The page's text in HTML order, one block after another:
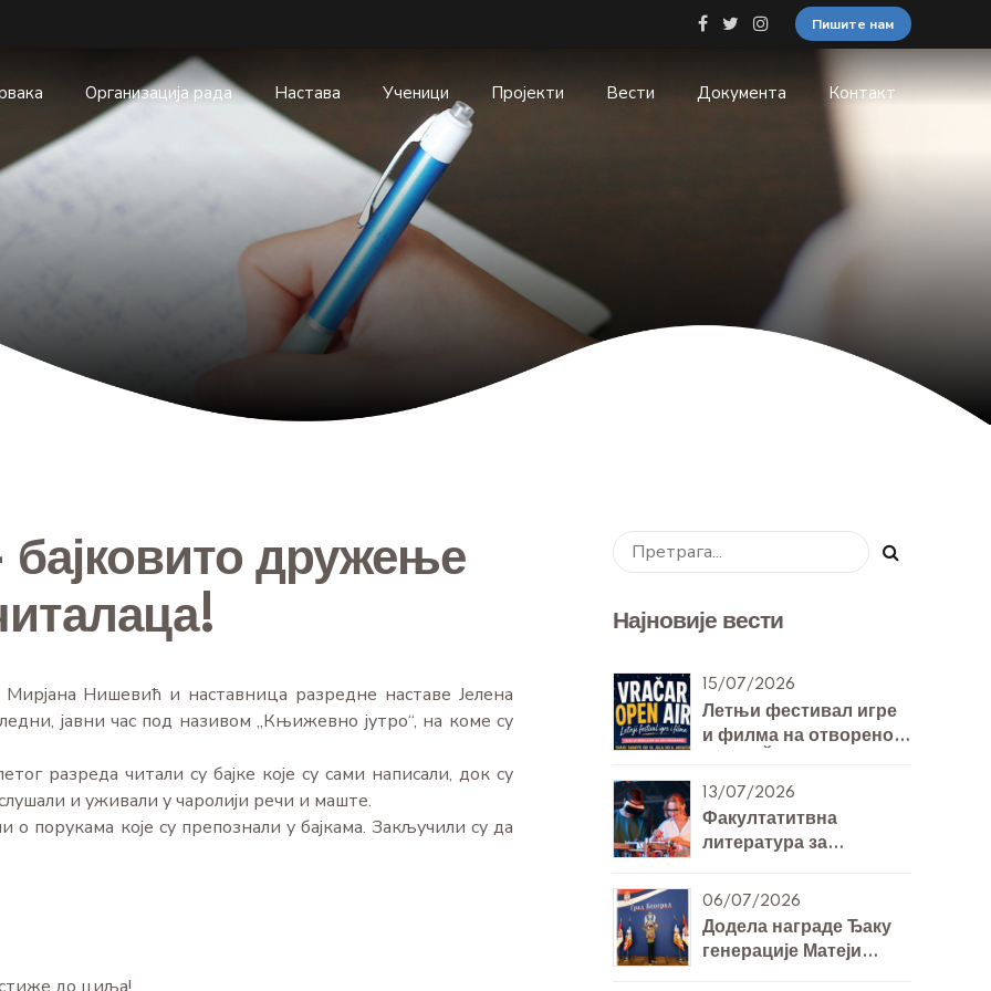
Пишите нам
Организација рада Настава Ученици Пројекти Вести Документа Контакт
дружење
Нишевић и наставница разредне наставе Јелена
јавни час под називом „Књижевно јутро“, на коме су
разреда читали су бајке које су сами написали, док су
и уживали у чаролији речи и маште.
порукама које су препознали у бајкама. Закључили су да
Најновије вести
15/07/2026
Летњи фестивал игре
и филма на отвореном
13/07/2026
Факултатитвна
литература за
7. и 8. разреда за
Технику и технологију
06/07/2026
Додела награде Ђаку
генерације Матеји